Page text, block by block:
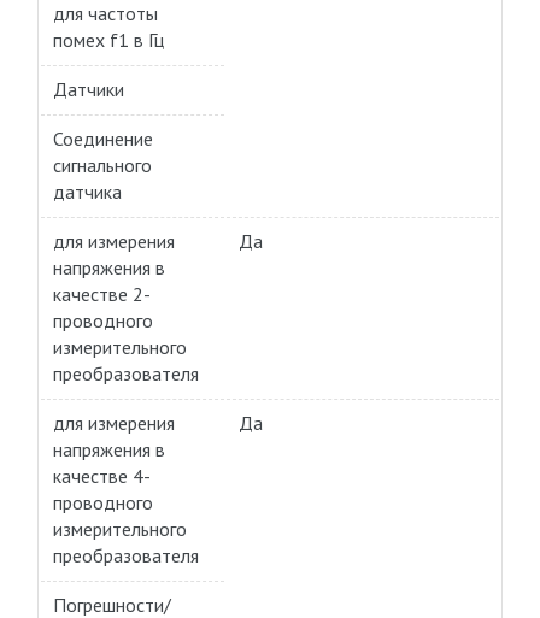
для частоты
помех f1 в Гц
Датчики
Соединение
сигнального
датчика
для измерения
напряжения в
качестве 2-
проводного
измерительного
преобразователя
Да
для измерения
напряжения в
качестве 4-
проводного
измерительного
преобразователя
Да
Погрешности/